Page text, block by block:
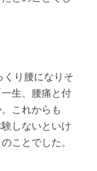
り腰になりそ
生、腰痛と付
これからも
しないといけ
ことでした。